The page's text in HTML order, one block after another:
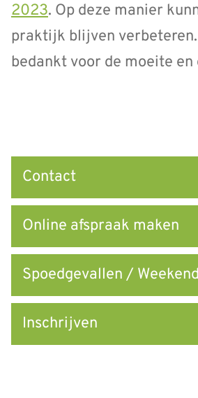
2023. Op deze manier
praktijk blijven
bedankt voor de moeite en
naar
Contact
Online afspraak maken
Spoedgevallen /
Inschrijven